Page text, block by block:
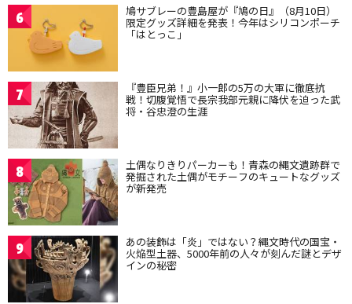
6 鳩サブレーの豊島屋が『鳩の日』（8月10日）
限定グッズ詳細を発表！今年はシリコンポーチ
「はとっこ」
7 『豊臣兄弟！』小一郎の5万の大軍に徹底抗
戦！切腹覚悟で長宗我部元親に降伏を迫った武
将・谷忠澄の生涯
8 土偶なりきりパーカーも！青森の縄文遺跡群で
発掘された土偶がモチーフのキュートなグッズ
が新発売
9 あの装飾は「炎」ではない？縄文時代の国宝・
火焔型土器、5000年前の人々が刻んだ謎とデザ
インの秘密